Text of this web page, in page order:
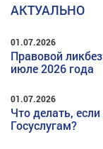
АКТУАЛЬНО
01.07.2026
Правовой
июле 2026 года
01.07.2026
Что делать,
Госуслугам?